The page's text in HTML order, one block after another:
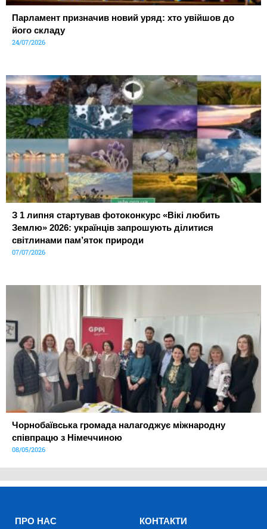
Парламент призначив новий уряд: хто увійшов до
його складу
24/07/2026
З 1 липня стартував фотоконкурс «Вікі любить
Землю» 2026: українців запрошують ділитися
світлинами пам’яток природи
07/07/2026
Чорнобаївська громада налагоджує міжнародну
співпрацю з Німеччиною
08/05/2026
ПРО НАС КОНТАКТИ